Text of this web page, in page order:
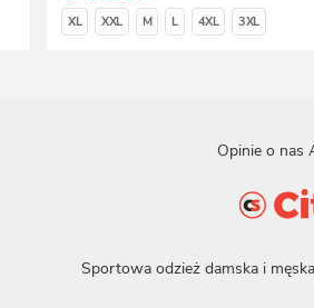
XL XXL M L 4XL 3XL
Opinie o nas
Sportowa odzież damska i